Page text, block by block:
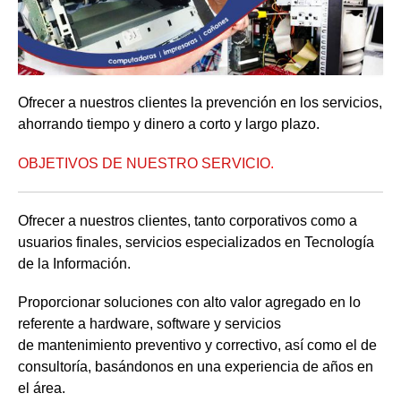
Ofrecer a nuestros clientes la prevención en los servicios,
ahorrando tiempo y dinero a corto y largo plazo.
OBJETIVOS DE NUESTRO SERVICIO.
Ofrecer a nuestros clientes, tanto corporativos como a
usuarios finales, servicios especializados en Tecnología
de la Información.
Proporcionar soluciones con alto valor agregado en lo
referente a hardware, software y servicios
de mantenimiento preventivo y correctivo, así como el de
consultoría, basándonos en una experiencia de años en
el área.